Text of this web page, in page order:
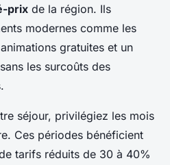
prix de la région. Ils
modernes comme les
gratuites et un
les surcoûts des
séjour, privilégiez les mois
Ces périodes bénéficient
tarifs réduits de 30 à 40%